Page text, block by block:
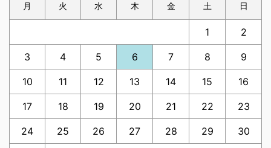
月 火 水 木 金 土 日
1 2
3 4 5 6 7 8 9
10 11 12 13 14 15 16
17 18 19 20 21 22 23
24 25 26 27 28 29 30